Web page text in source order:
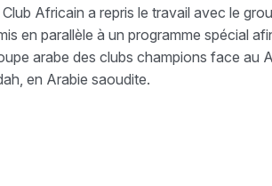
Club Africain a repris le travail avec le
en parallèle à un programme spécial
arabe des clubs champions face au
en Arabie saoudite.